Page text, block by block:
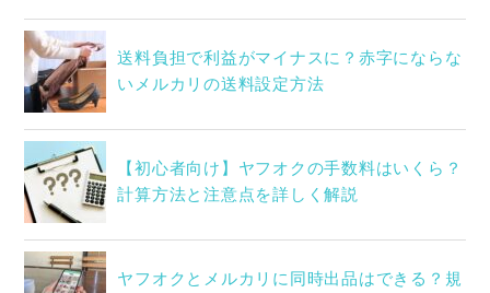
送料負担で利益がマイナスに？赤字にならな
いメルカリの送料設定方法
【初心者向け】ヤフオクの手数料はいくら？
計算方法と注意点を詳しく解説
ヤフオクとメルカリに同時出品はできる？規